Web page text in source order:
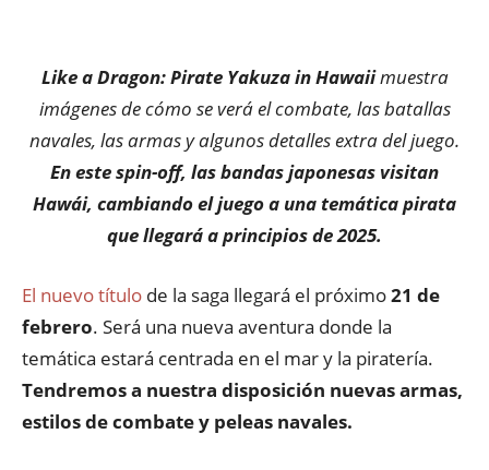
Like a Dragon: Pirate Yakuza in Hawaiimuestra
imágenes de cómo se verá el combate, las batallas
navales, las armas y algunos detalles extra del juego.
En este spin-off, las bandas japonesas visitan
Hawái, cambiando el juego a una temática pirata
que llegará a principios de 2025.
El nuevo título de la saga llegará el próximo21 de
febrero. Será una nueva aventura donde la
temática estará centrada en el mar y la piratería.
Tendremos a nuestra disposición nuevas armas,
estilos de combate y peleas navales.